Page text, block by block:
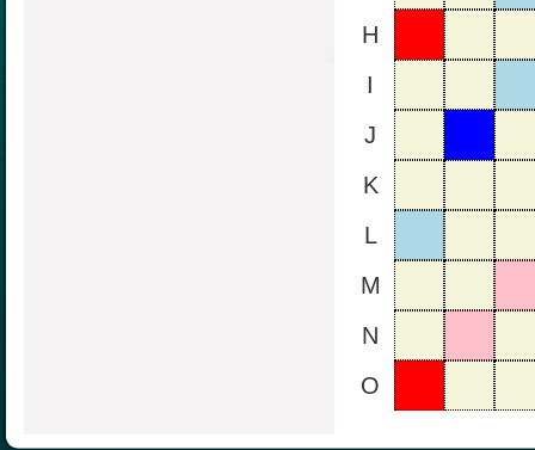
H
I
J
K
L
M
N
O